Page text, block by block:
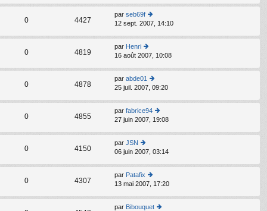
er
m
e
s
s
a
e
le
d
er
er
m
e
s
s
a
e
s
ult
er
le
d
er
er
m
e
s
s
a
e
0 4427
par seb69f
o
er
le
d
er
er
m
e
s
a
e
12 sept. 2007, 14:10
0 4819
par Henri
o
ult
er
le
d
er
er
m
e
s
s
a
e
16 août 2007, 10:08
0 4878
par abde01
o
ult
er
le
er
er
m
e
s
s
25 juil. 2007, 09:20
0 4855
par fabrice94
o
er
le
er
er
m
27 juin 2007, 19:08
0 4150
par JSN
o
ult
er
le
d
06 juin 2007, 03:14
0 4307
par Patafix
o
13 mai 2007, 17:20
par Bibouquet